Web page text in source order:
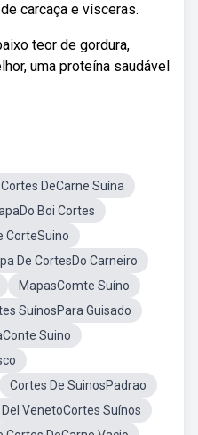
carcaça e vísceras.
teor de gordura,
uma proteína saudável
Cortes DeCarne Suína
Boi Cortes
CorteSuino
De CortesDo Carneiro
MapasComte Suíno
SuínosPara Guisado
Suino
Cortes De SuinosPadrao
Del VenetoCortes Suínos